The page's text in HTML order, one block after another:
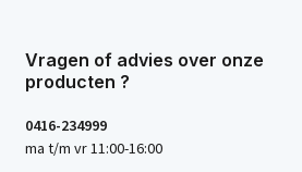
Vragen of advies over onze
producten ?
0416-234999
ma t/m vr 11:00-16:00